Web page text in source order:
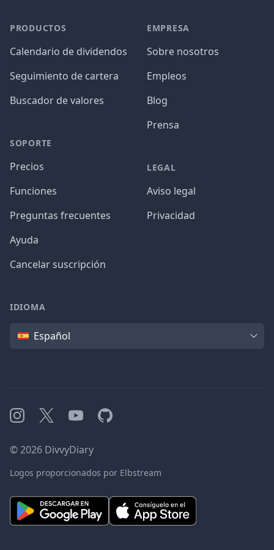
PRODUCTOS
Calendario de dividendos
Seguimiento de cartera
Buscador de valores
SOPORTE
Precios
Funciones
Preguntas frecuentes
Ayuda
Cancelar suscripción
EMPRESA
Sobre nosotros
Empleos
Blog
Prensa
LEGAL
Aviso legal
Privacidad
IDIOMA
IdiomaEspañol
Instagram
X YouTubeGitHub
©2026 DivvyDiary
Logos proporcionados por Elbstream